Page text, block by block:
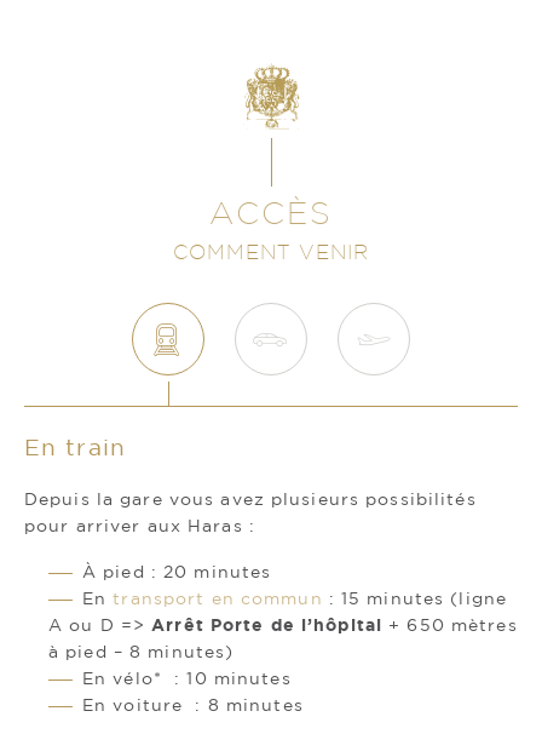
ACCÈS
COMMENT VENIR
En train
Depuis la gare vous avez plusieurs possibilités
pour arriver aux Haras :
À pied : 20 minutes
Entransport en commun
: 15 minutes (ligne
A ou D => Arrêt Porte de l’hôpital
+ 650 mètres
à pied – 8 minutes)
En vélo* : 10 minutes
En voiture : 8 minutes